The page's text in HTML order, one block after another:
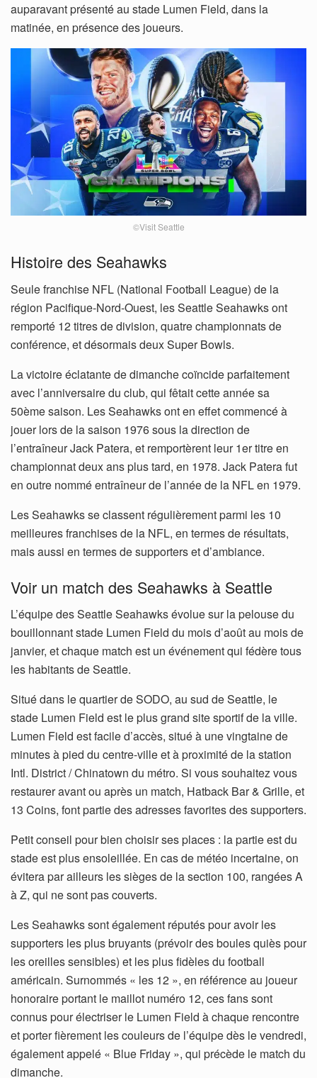
auparavant présenté au stade Lumen Field, dans la
matinée, en présence des joueurs.
©Visit Seattle
Histoire des Seahawks
Seule franchise NFL (National Football League) de la
région Pacifique-Nord-Ouest, les Seattle Seahawks ont
remporté 12 titres de division, quatre championnats de
conférence, et désormais deux Super Bowls.
La victoire éclatante de dimanche coïncide parfaitement
avec l’anniversaire du club, qui fêtait cette année sa
50ème saison. Les Seahawks ont en effet commencé à
jouer lors de la saison 1976 sous la direction de
l’entraîneur Jack Patera, et remportèrent leur 1er titre en
championnat deux ans plus tard, en 1978. Jack Patera fut
en outre nommé entraîneur de l’année de la NFL en 1979.
Les Seahawks se classent régulièrement parmi les 10
meilleures franchises de la NFL, en termes de résultats,
mais aussi en termes de supporters et d’ambiance.
Voir un match des Seahawks à Seattle
L’équipe des Seattle Seahawks évolue sur la pelouse du
bouillonnant stade Lumen Field du mois d’août au mois de
janvier, et chaque match est un événement qui fédère tous
les habitants de Seattle.
Situé dans le quartier de SODO, au sud de Seattle, le
stade Lumen Field est le plus grand site sportif de la ville.
Lumen Field est facile d’accès, situé à une vingtaine de
minutes à pied du centre-ville et à proximité de la station
Intl. District / Chinatown du métro. Si vous souhaitez vous
restaurer avant ou après un match, Hatback Bar & Grille, et
13 Coins, font partie des adresses favorites des supporters.
Petit conseil pour bien choisir ses places : la partie est du
stade est plus ensoleillée. En cas de météo incertaine, on
évitera par ailleurs les sièges de la section 100, rangées A
à Z, qui ne sont pas couverts.
Les Seahawks sont également réputés pour avoir les
supporters les plus bruyants (prévoir des boules quiès pour
les oreilles sensibles) et les plus fidèles du football
américain. Surnommés « les 12 », en référence au joueur
honoraire portant le maillot numéro 12, ces fans sont
connus pour électriser le Lumen Field à chaque rencontre
et porter fièrement les couleurs de l’équipe dès le vendredi,
également appelé « Blue Friday », qui précède le match du
dimanche.